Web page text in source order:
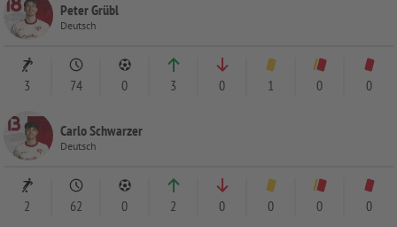
Peter Grübl
Deutsch
3 74 0 3 0 1 0 0
Carlo Schwarzer
Deutsch
2 62 0 2 0 0 0 0